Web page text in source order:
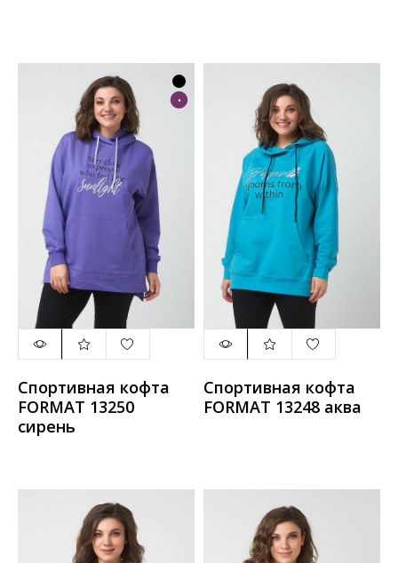
Спортивная кофта
FORMAT 13250
сирень
Спортивная кофта
FORMAT 13248 аква